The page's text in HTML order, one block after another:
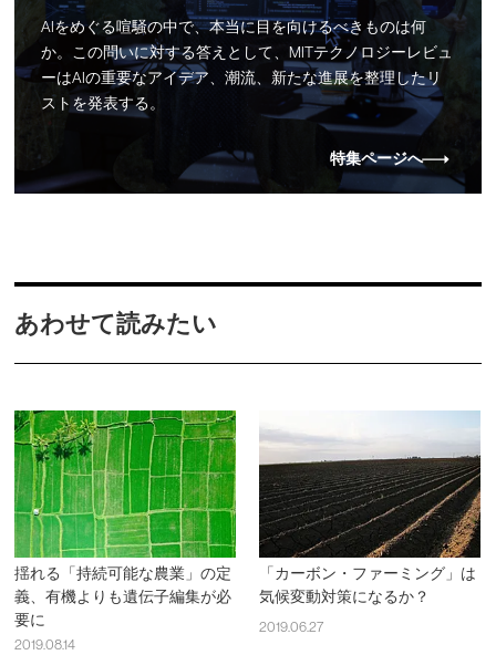
AIをめぐる喧騒の中で、本当に目を向けるべきものは何
か。この問いに対する答えとして、MITテクノロジーレビュ
ーはAIの重要なアイデア、潮流、新たな進展を整理したリ
ストを発表する。
特集ページへ
あわせて読みたい
揺れる「持続可能な農業」の定
義、有機よりも遺伝子編集が必
要に
2019.08.14
「カーボン・ファーミング」は
気候変動対策になるか？
2019.06.27